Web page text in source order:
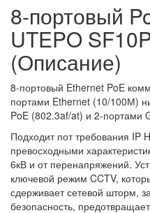
8-портовый
UTEPO
(Описание)
8-портовый Ethernet PoE
портами Ethernet (10/100М)
PoE (802.3af/at) и 2-портами
Подходит пот требования
превосходными
6кВ и от перенапряжений.
ключевой режим CCTV,
сдерживает сетевой шторм,
безопасность,